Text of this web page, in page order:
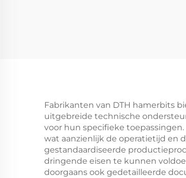
Fabrikanten van DTH hamerbits
uitgebreide technische
voor hun specifieke
wat aanzienlijk de operatietijd en
gestandaardiseerde
dringende eisen te kunnen
doorgaans ook gedetailleerde